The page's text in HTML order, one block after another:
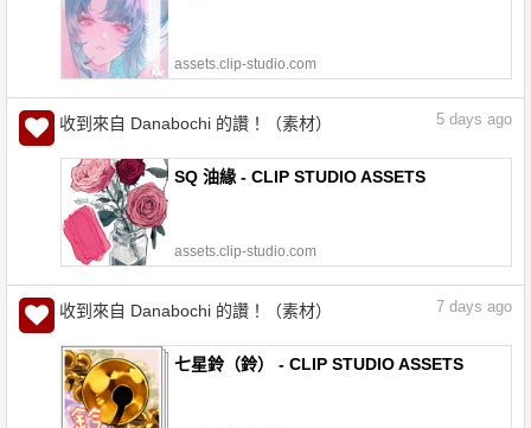
assets.clip-studio.com
收到來自 Danabochi 的讚！（素材） 5 days ago
SQ 油緣 - CLIP STUDIO ASSETS
assets.clip-studio.com
收到來自 Danabochi 的讚！（素材） 7 days ago
七星鈴（鈴） - CLIP STUDIO ASSETS